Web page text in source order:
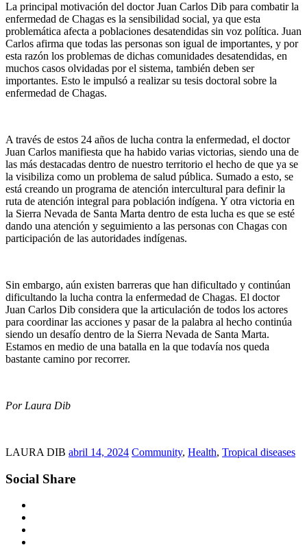
La principal motivación del doctor Juan Carlos Dib para combatir la
enfermedad de Chagas es la sensibilidad social, ya que esta
problemática afecta a poblaciones desatendidas sin voz política. Juan
Carlos afirma que todas las personas son igual de importantes, y por
esta razón los problemas de dichas comunidades desatendidas, en
muchos casos olvidadas por el sistema, también deben ser
importantes. Esto le impulsó a realizar su tesis doctoral sobre la
enfermedad de Chagas.
A través de estos 24 años de lucha contra la enfermedad, el doctor
Juan Carlos manifiesta que ha habido varias victorias, siendo una de
las más destacadas dentro de nuestro territorio el hecho de que ya se
la visibiliza como un problema de salud pública. Sumado a esto, se
está creando un programa de atención intercultural para definir la
ruta de atención integral para población indígena. Y otra victoria en
la Sierra Nevada de Santa Marta dentro de esta lucha es que se esté
dando una atención y seguimiento a las personas con Chagas con
participación de las autoridades indígenas.
Sin embargo, aún existen barreras que han dificultado y continúan
dificultando la lucha contra la enfermedad de Chagas. El doctor
Juan Carlos Dib considera que la articulación de todos los actores
para coordinar las acciones y pasar de la palabra al hecho continúa
siendo un desafío dentro de la Sierra Nevada de Santa Marta.
Estamos en medio de una batalla en la que todavía nos queda
bastante camino por recorrer.
Por Laura Dib
LAURA DIB abril 14, 2024 Community, Health, Tropical diseases
Social Share